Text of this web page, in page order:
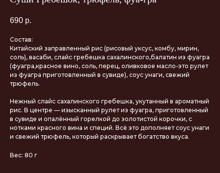
690 р.
Состав:
Китайский заправленный рис (рисовый уксус, комбу, мирин,
соль), васаби, слайс гребешка сахалинского,балатин из фуагра
(фуагра,красное вино, соль, перец, оливковое масло-это рулет
из фуагра приготовленный в сувиде), соус унаги, свежий
трюфель.
Нежный слайс сахалинского гребешка, укутанный в ароматный
рис. В центре — изысканный рулет из фуагра, приготовленный
в сувиде и опалённый горелкой до золотистой корочки, с
нотками красного вина и специй. Всё это дополняет соус унаги
и свежий трюфель, который раскрывает богатство вкуса.
Вес: 80 г